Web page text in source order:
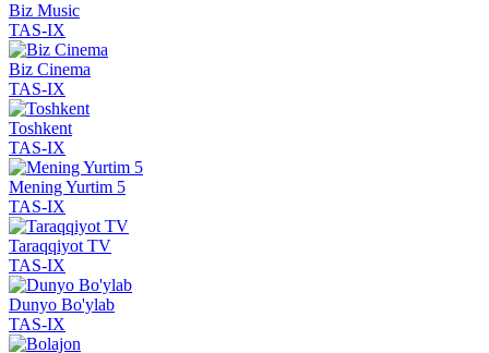
Biz Music
TAS-IX
Biz Cinema
TAS-IX
Toshkent
TAS-IX
Mening Yurtim 5
TAS-IX
Taraqqiyot TV
TAS-IX
Dunyo Bo'ylab
TAS-IX